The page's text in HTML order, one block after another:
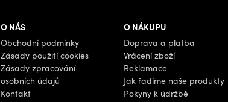
O NÁS
Obchodní podmínky
Zásady použití cookies
Zásady zpracování
osobních údajů
Kontakt
O NÁKUPU
Doprava a platba
Vrácení zboží
Reklamace
Jak řadíme naše produkty
Pokyny k údržbě